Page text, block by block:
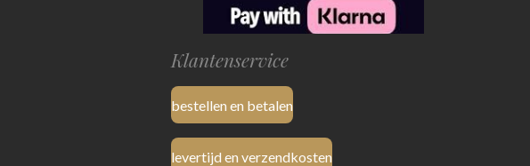
Klantenservice
bestellen en betalen
levertijd en verzendkosten